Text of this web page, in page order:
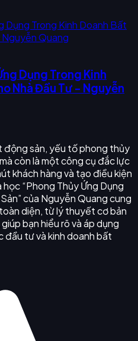
Dụng Trong Kinh
Nhà Đầu Tư - Nguyễn
động sản, yếu tố phong thủy
còn là một công cụ đắc lực
khách hàng và tạo điều kiện
“Phong Thủy Ứng Dụng
của Nguyễn Quang cung
diện, từ lý thuyết cơ bản
bạn hiểu rõ và áp dụng
đầu tư và kinh doanh bất